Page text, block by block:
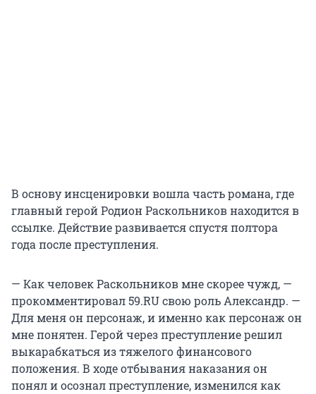
В основу инсценировки вошла часть романа, где
главный герой Родион Раскольников находится в
ссылке. Действие развивается спустя полтора
года после преступления.
— Как человек Раскольников мне скорее чужд, —
прокомментировал 59.RU свою роль Александр. —
Для меня он персонаж, и именно как персонаж он
мне понятен. Герой через преступление решил
выкарабкаться из тяжелого финансового
положения. В ходе отбывания наказания он
понял и осознал преступление, изменился как